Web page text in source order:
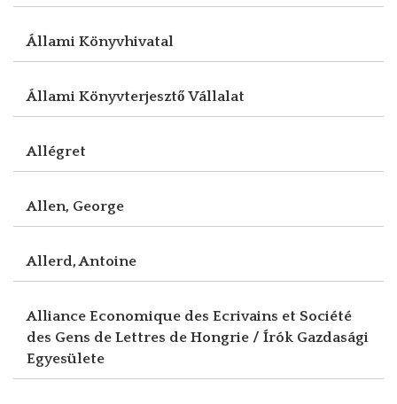
Állami Könyvhivatal
Állami Könyvterjesztő Vállalat
Allégret
Allen, George
Allerd, Antoine
Alliance Economique des Ecrivains et Société
des Gens de Lettres de Hongrie / Írók Gazdasági
Egyesülete